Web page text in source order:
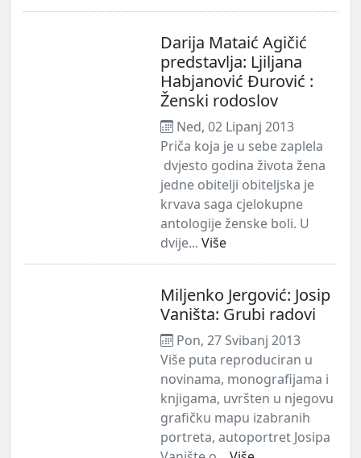
Darija Mataić Agičić
predstavlja: Ljiljana
Habjanović Đurović :
Ženski rodoslov
Ned, 02 Lipanj 2013
Priča koja je u sebe zaplela
dvjesto godina života žena
jedne obitelji obiteljska je
krvava saga cjelokupne
antologije ženske boli. U
dvije... Više
Miljenko Jergović: Josip
Vaništa: Grubi radovi
Pon, 27 Svibanj 2013
Više puta reproduciran u
novinama, monografijama i
knjigama, uvršten u njegovu
grafičku mapu izabranih
portreta, autoportret Josipa